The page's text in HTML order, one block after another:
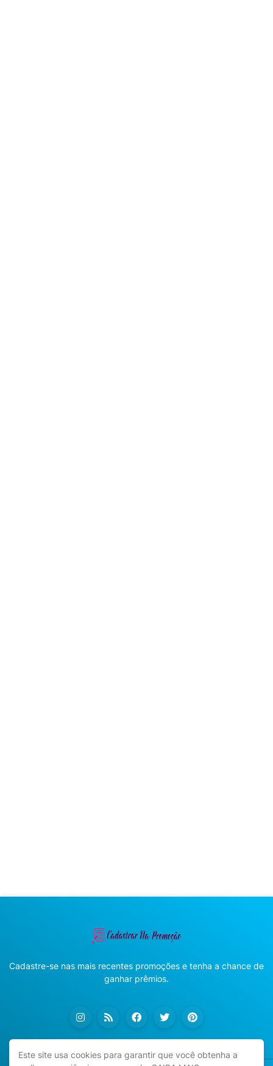
Cadastre-se nas mais recentes promoções e tenha a chance de
ganhar prêmios.
Este site usa cookies para garantir que você obtenha a